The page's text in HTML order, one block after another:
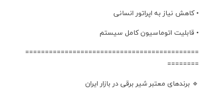
• کاهش نیاز به اپراتور انسانی
• قابلیت اتوماسیون کامل سیستم
============================================
========
🔹 برندهای معتبر شیر برقی در بازار ایران